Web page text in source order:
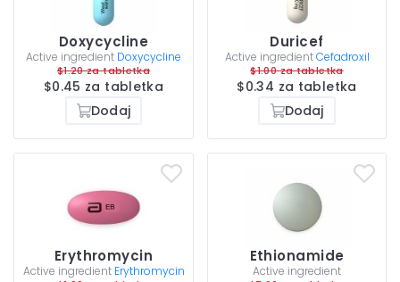
Doxycycline
Active ingredient Doxycycline
$1.20 za tabletka
$0.45 za tabletka
Dodaj
Duricef
Active ingredient Cefadroxil
$1.00 za tabletka
$0.34 za tabletka
Dodaj
Erythromycin
Active ingredient Erythromycin
Ethionamide
Active ingredient